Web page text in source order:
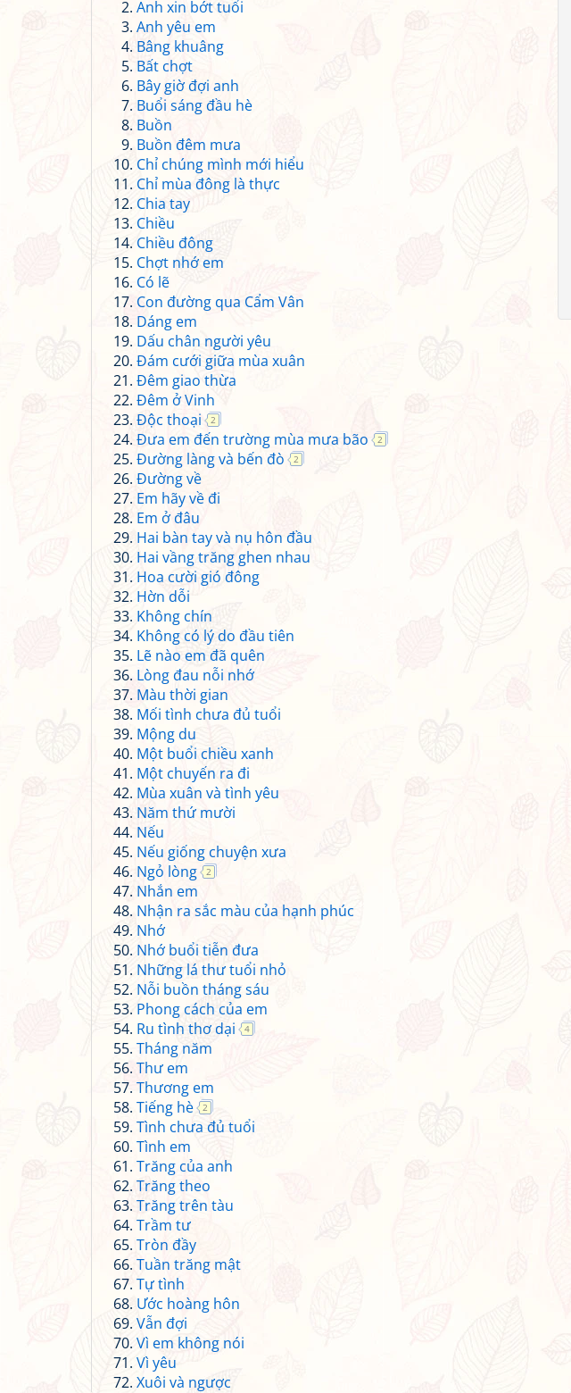
Anh xin bớt tuổi
Anh yêu em
Bâng khuâng
Bất chợt
Bây giờ đợi anh
Buổi sáng đầu hè
Buồn
Buồn đêm mưa
Chỉ chúng mình mới hiểu
Chỉ mùa đông là thực
Chia tay
Chiều
Chiều đông
Chợt nhớ em
Có lẽ
Con đường qua Cẩm Vân
Dáng em
Dấu chân người yêu
Đám cưới giữa mùa xuân
Đêm giao thừa
Đêm ở Vinh
Độc thoại
2
Đưa em đến trường mùa mưa bão 2
Đường làng và bến đò 2
Đường về
Em hãy về đi
Em ở đâu
Hai bàn tay và nụ hôn đầu
Hai vầng trăng ghen nhau
Hoa cười gió đông
Hờn dỗi
Không chín
Không có lý do đầu tiên
Lẽ nào em đã quên
Lòng đau nỗi nhớ
Màu thời gian
Mối tình chưa đủ tuổi
Mộng du
Một buổi chiều xanh
Một chuyến ra đi
Mùa xuân và tình yêu
Năm thứ mười
Nếu
Nếu giống chuyện xưa
Ngỏ lòng
2
Nhắn em
Nhận ra sắc màu của hạnh phúc
Nhớ
Nhớ buổi tiễn đưa
Những lá thư tuổi nhỏ
Nỗi buồn tháng sáu
Phong cách của em
Ru tình thơ dại
4
Tháng năm
Thư em
Thương em
Tiếng hè
2
Tình chưa đủ tuổi
Tình em
Trăng của anh
Trăng theo
Trăng trên tàu
Trầm tư
Tròn đầy
Tuần trăng mật
Tự tình
Ước hoàng hôn
Vẫn đợi
Vì em không nói
Vì yêu
Xuôi và ngược